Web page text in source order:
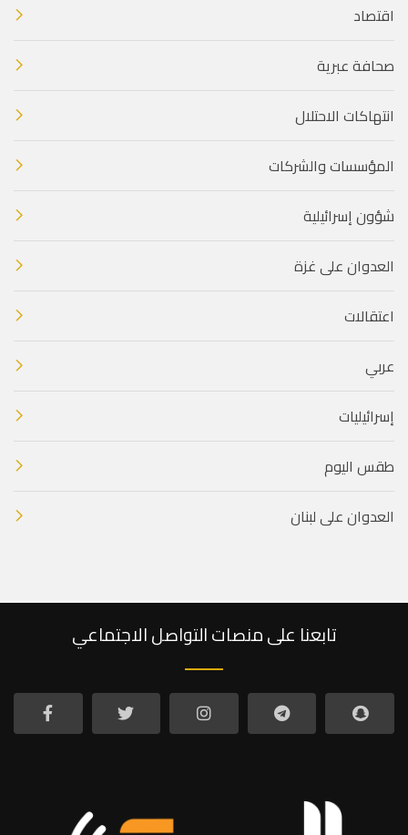
اقتصاد
صحافة عبرية
انتهاكات الاحتلال
المؤسسات والشركات
شؤون إسرائيلية
العدوان على غزة
اعتقالات
عربي
إسرائيليات
طقس اليوم
العدوان على لبنان
تابعنا على منصات التواصل الاجتماعي